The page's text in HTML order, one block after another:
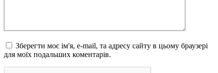
Зберегти моє ім'я, e-mail, та адресу сайту в цьому браузері
для моїх подальших коментарів.